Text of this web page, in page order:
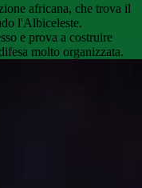
africana, che trova il
l'Albiceleste.
e prova a costruire
molto organizzata.